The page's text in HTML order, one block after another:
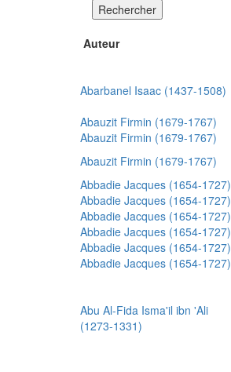
Rechercher
Auteur
Abarbanel Isaac (1437-1508)
Abauzit Firmin (1679-1767)
Abauzit Firmin (1679-1767)
Abauzit Firmin (1679-1767)
Abbadie Jacques (1654-1727)
Abbadie Jacques (1654-1727)
Abbadie Jacques (1654-1727)
Abbadie Jacques (1654-1727)
Abbadie Jacques (1654-1727)
Abbadie Jacques (1654-1727)
Abu Al-Fida Isma'il ibn 'Ali
(1273-1331)